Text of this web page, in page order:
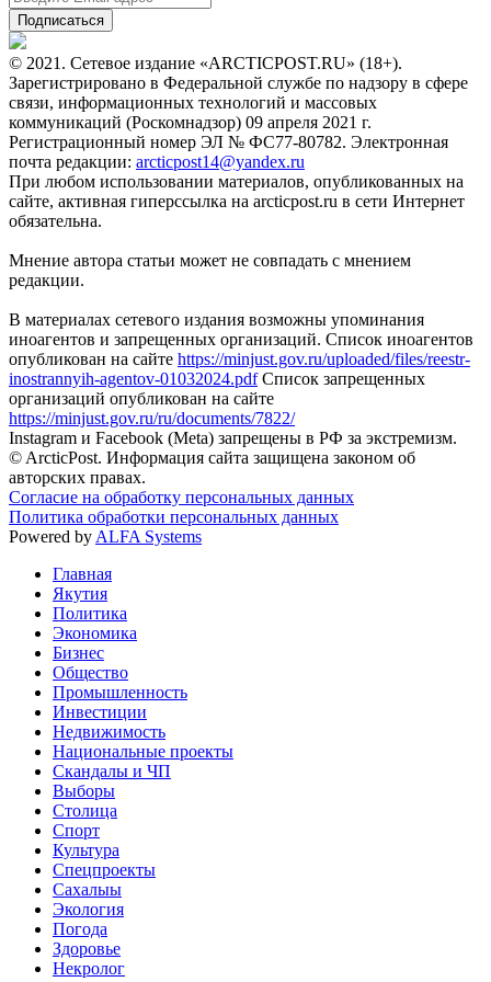
© 2021. Сетевое издание «ARCTICPOST.RU» (18+).
Зарегистрировано в Федеральной службе по надзору в сфере
связи, информационных технологий и массовых
коммуникаций (Роскомнадзор) 09 апреля 2021 г.
Регистрационный номер ЭЛ № ФС77-80782. Электронная
почта редакции: arcticpost14@yandex.ru
При любом использовании материалов, опубликованных на
сайте, активная гиперссылка на arcticpost.ru в сети Интернет
обязательна.
Мнение автора статьи может не совпадать с мнением
редакции.
В материалах сетевого издания возможны упоминания
иноагентов и запрещенных организаций. Список иноагентов
опубликован на сайте https://minjust.gov.ru/uploaded/files/reestr-
inostrannyih-agentov-01032024.pdfСписок запрещенных
организаций опубликован на сайте
https://minjust.gov.ru/ru/documents/7822/
Instagram и Facebook (Metа) запрещены в РФ за экстремизм.
© ArcticPost. Информация сайта защищена законом об
авторских правах.
Согласие на обработку персональных данных
Политика обработки персональных данных
Powered by ALFA Systems
Главная
Якутия
Политика
Экономика
Бизнес
Общество
Промышленность
Инвестиции
Недвижимость
Национальные проекты
Скандалы и ЧП
Выборы
Столица
Спорт
Культура
Спецпроекты
Сахалыы
Экология
Погода
Здоровье
Некролог